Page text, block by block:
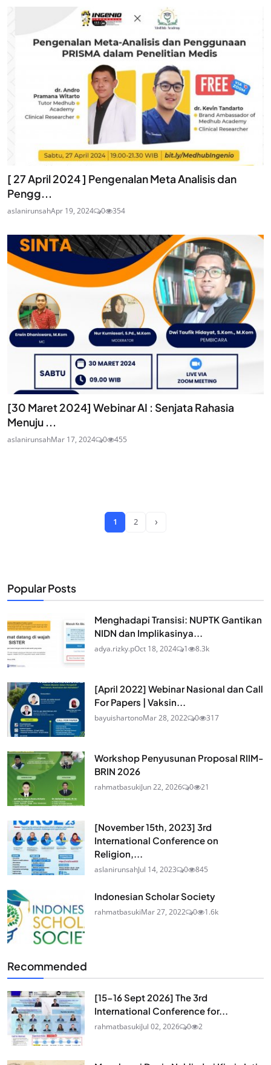
[ 27 April 2024 ] Pengenalan Meta Analisis dan
Pengg...
aslanirunsahApr 19, 2024 0 354
[30 Maret 2024] Webinar AI : Senjata Rahasia
Menuju ...
aslanirunsahMar 17, 2024 0 455
1 2 ›
Popular Posts
Menghadapi Transisi: NUPTK Gantikan
NIDN dan Implikasinya...
adya.rizky.pOct 18, 2024 1 8.3k
[April 2022] Webinar Nasional dan Call
For Papers | Vaksin...
bayuishartonoMar 28, 2022 0 317
Workshop Penyusunan Proposal RIIM-
BRIN 2026
rahmatbasukiJun 22, 2026 0 21
[November 15th, 2023] 3rd
International Conference on
Religion,...
aslanirunsahJul 14, 2023 0 845
Indonesian Scholar Society
rahmatbasukiMar 27, 2022 0 1.6k
Recommended
[15-16 Sept 2026] The 3rd
International Conference for...
rahmatbasukiJul 02, 2026 0 2